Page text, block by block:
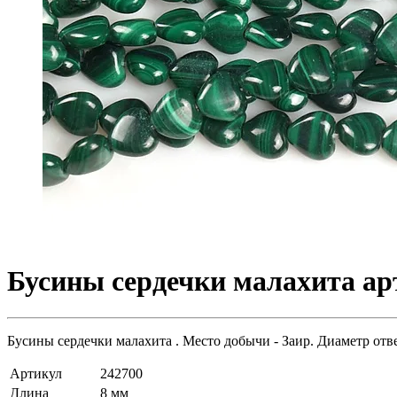
Бусины сердечки малахита
Бусины сердечки малахита . Место добычи - Заир. Диаметр
Артикул
242700
Длина
8 мм